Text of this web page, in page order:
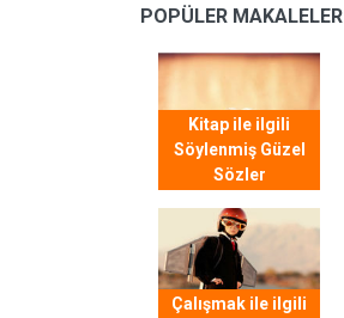
POPÜLER MAKALELER
Kitap ile ilgili
Söylenmiş Güzel
Sözler
Çalışmak ile ilgili